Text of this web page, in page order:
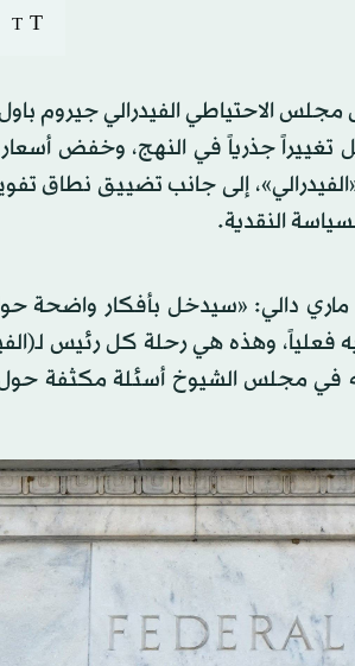
T
T
الاحتياطي الفيدرالي جيروم
جذرياً في النهج، وخفض أسعار
«الفيدرالي»، إلى جانب تضييق نطاق
النقدية.
ماري دالي: «سيدخل بأفكار واضحة
وهذه هي رحلة كل رئيس
في مجلس الشيوخ أسئلة مكثفة